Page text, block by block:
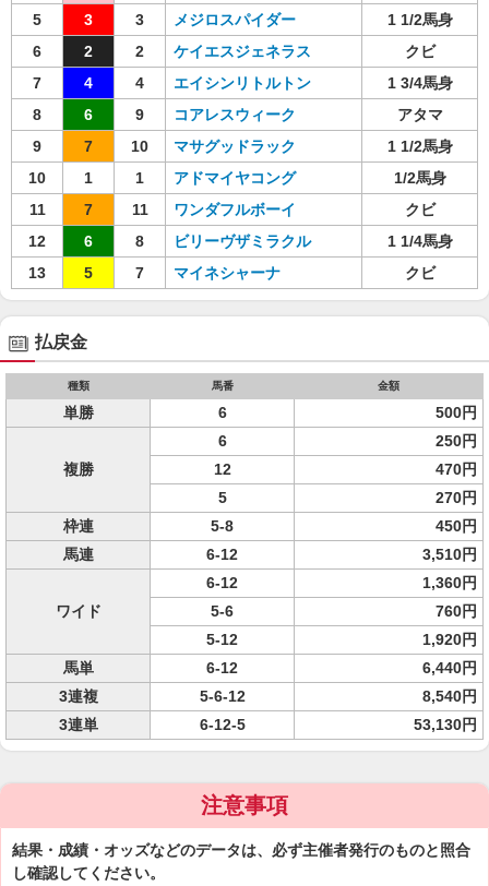
5
3 3 メジロスパイダー
1 1/2馬身
6
2 2 ケイエスジェネラス
クビ
7
4 4 エイシンリトルトン
1 3/4馬身
8
6 9 コアレスウィーク
アタマ
9
7 10 マサグッドラック
1 1/2馬身
10
1 1 アドマイヤコング
1/2馬身
11
7 11 ワンダフルボーイ
クビ
12
6 8 ビリーヴザミラクル
1 1/4馬身
13
5 7 マイネシャーナ クビ
払戻金
種類 馬番 金額
単勝 6 500円
複勝
6
250円
12
470円
5
270円
枠連
5-8
450円
馬連
6-12 3,510円
ワイド
6-12
1,360円
5-6
760円
5-12
1,920円
馬単
6-12
6,440円
3連複
5-6-12
8,540円
3連単
6-12-5 53,130円
注意事項
結果・成績・オッズなどのデータは、必ず主催者発行のものと照合
し確認してください。